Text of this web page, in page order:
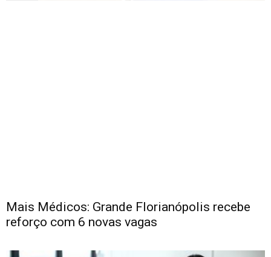
Mais Médicos: Grande Florianópolis recebe
reforço com 6 novas vagas